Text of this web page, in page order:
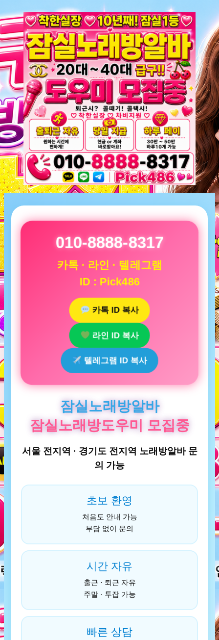
010-8888-8317
카톡 · 라인 · 텔레그램
ID : Pick486
카톡 ID 복사
라인 ID 복사
텔레그램 ID 복사
잠실노래방알바
잠실노래방도우미 모집중
서울 전지역 · 경기도 전지역 노래방알바 문
의 가능
초보 환영
처음도 안내 가능
부담 없이 문의
시간 자유
출근 · 퇴근 자유
주말 · 투잡 가능
빠른 상담